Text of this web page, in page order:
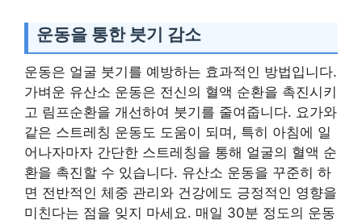
운동을 통한 붓기 감소
운동은 얼굴 붓기를 예방하는 효과적인 방법입니다.
가벼운 유산소 운동은 전신의 혈액 순환을 촉진시키
고 림프순환을 개선하여 붓기를 줄여줍니다. 요가와
같은 스트레칭 운동도 도움이 되며, 특히 아침에 일
어나자마자 간단한 스트레칭을 통해 얼굴의 혈액 순
환을 촉진할 수 있습니다. 유산소 운동을 꾸준히 하
면 전반적인 체중 관리와 건강에도 긍정적인 영향을
미친다는 점을 잊지 마세요. 매일 30분 정도의 운동